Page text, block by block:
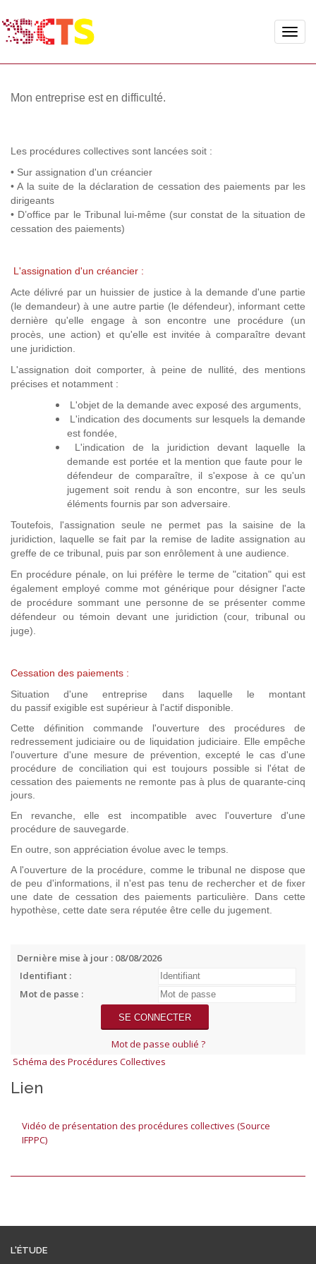
Toggle
Mon entreprise est en difficulté.
Les procédures collectives sont lancées soit :
• Sur assignation d'un créancier
• A la suite de la déclaration de cessation des paiements par les
dirigeants
• D’office par le Tribunal lui-même (sur constat de la situation de
cessation des paiements)
L'assignation d'un créancier :
Acte délivré par un huissier de justice à la demande d'une partie
(le demandeur) à une autre partie (le défendeur), informant cette
dernière qu'elle engage à son encontre une procédure (un
procès, une action) et qu'elle est invitée à comparaître devant
une juridiction.
L'assignation doit comporter, à peine de nullité, des mentions
précises et notamment :
L'objet de la demande avec exposé des arguments,
L'indication des documents sur lesquels la demande
est fondée,
L'indication de la juridiction devant laquelle la
demande est portée et la mention que faute pour le
défendeur de comparaître, il s'expose à ce qu'un
jugement soit rendu à son encontre, sur les seuls
éléments fournis par son adversaire.
Toutefois, l'assignation seule ne permet pas la saisine de la
juridiction, laquelle se fait par la remise de ladite assignation au
greffe de ce tribunal, puis par son enrôlement à une audience.
En procédure pénale, on lui préfère le terme de "citation" qui est
également employé comme mot générique pour désigner l'acte
de procédure sommant une personne de se présenter comme
défendeur ou témoin devant une juridiction (cour, tribunal ou
juge).
Cessation des paiements :
Situation d'une entreprise dans laquelle le montant
du passif exigible est supérieur à l'actif disponible.
Cette définition commande l'ouverture des procédures de
redressement judiciaire ou de liquidation judiciaire. Elle empêche
l'ouverture d'une mesure de prévention, excepté le cas d'une
procédure de conciliation qui est toujours possible si l'état de
cessation des paiements ne remonte pas à plus de quarante-cinq
jours.
En revanche, elle est incompatible avec l'ouverture d'une
procédure de sauvegarde.
En outre, son appréciation évolue avec le temps.
A l'ouverture de la procédure, comme le tribunal ne dispose que
de peu d'informations, il n'est pas tenu de rechercher et de fixer
une date de cessation des paiements particulière. Dans cette
hypothèse, cette date sera réputée être celle du jugement.
Dernière mise à jour : 08/08/2026
Identifiant :
Mot de passe :
Mot de passe oublié ?
Schéma des Procédures Collectives
Lien
Vidéo de présentation des procédures collectives (Source
IFPPC)
L'ÉTUDE